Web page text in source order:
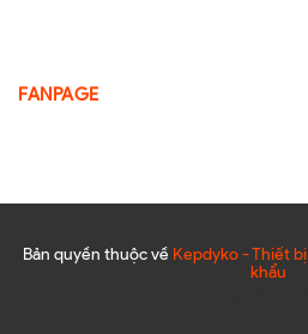
FANPAGE
Bản quyền thuộc về Kepdyko - Thiết
khẩu